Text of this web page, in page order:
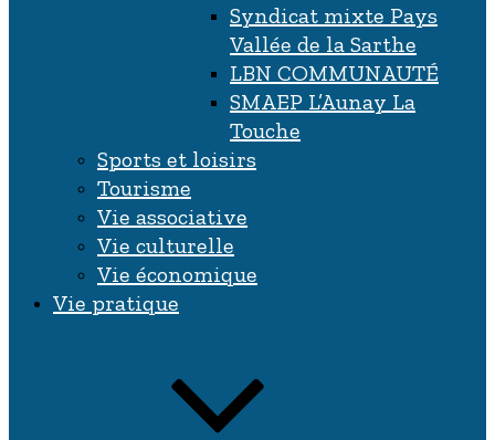
Syndicat mixte Pays
Vallée de la Sarthe
LBN COMMUNAUTÉ
SMAEP L’Aunay La
Touche
Sports et loisirs
Tourisme
Vie associative
Vie culturelle
Vie économique
Vie pratique